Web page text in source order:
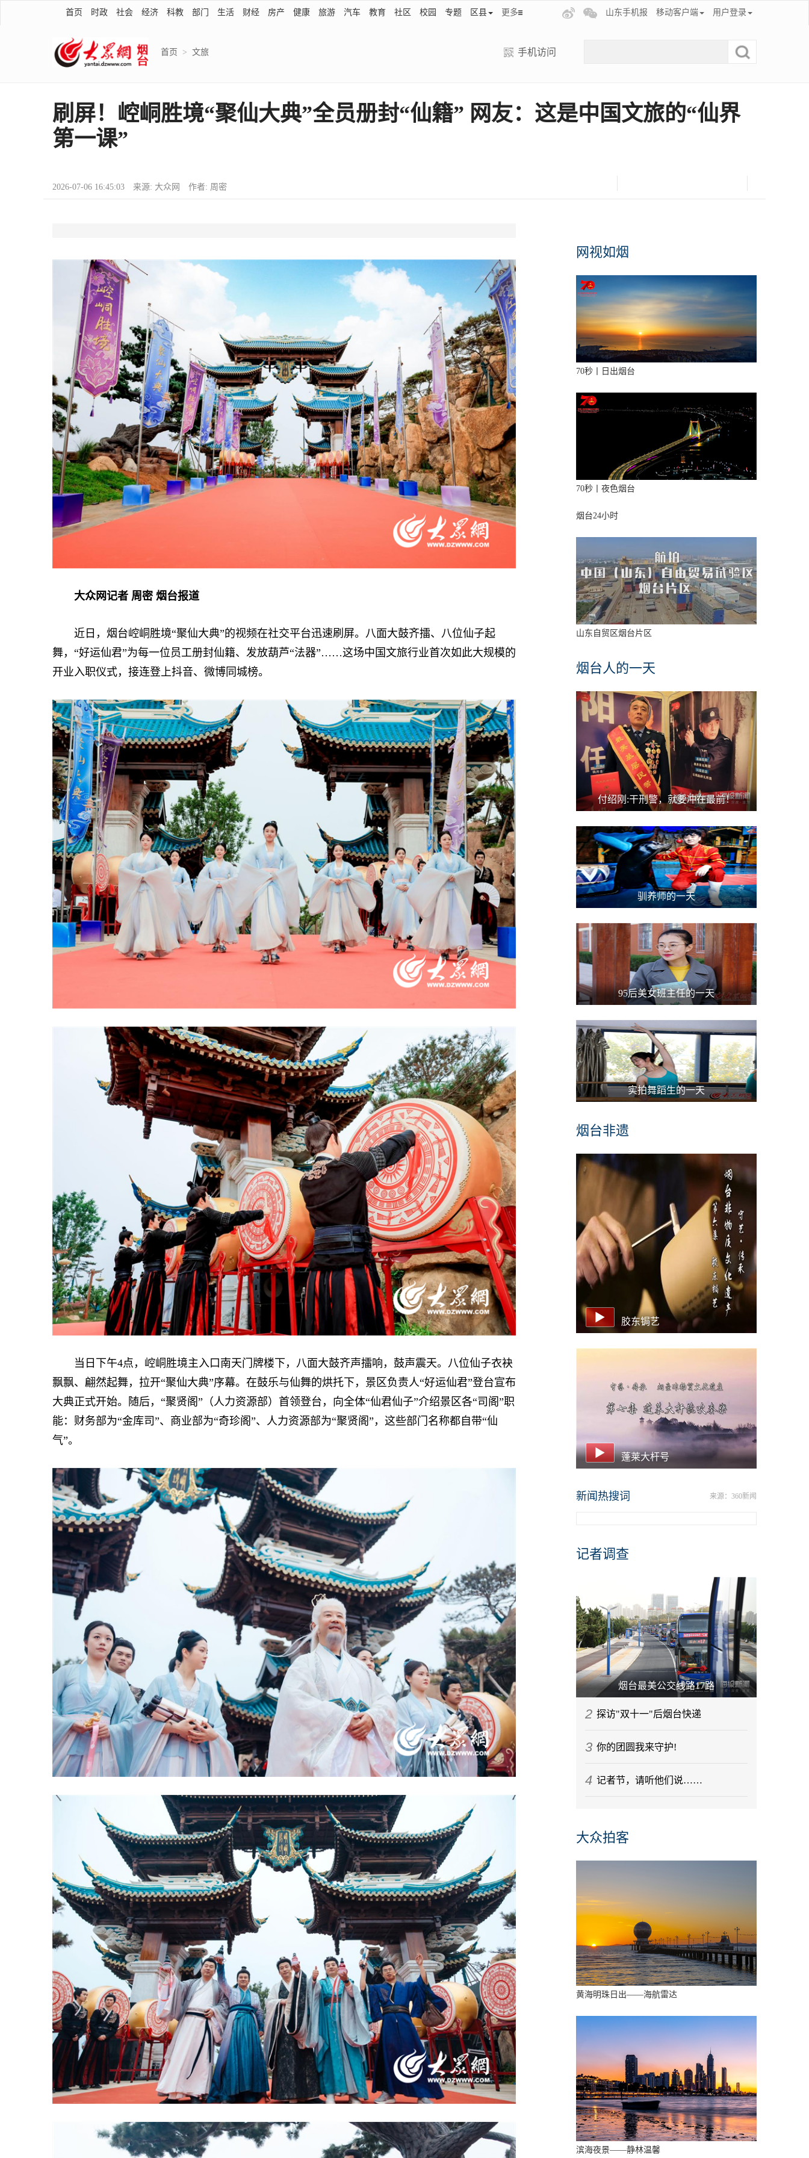
首页 时政 社会 经济 科教 部门 生活 财经 房产 健康 旅游 汽车 教育 社区 校园 专题 区县 更多 山东手机报 移动客户端 用户登录
首页 > 文旅 手机访问
刷屏！崆峒胜境“聚仙大典”全员册封“仙籍” 网友：这是中国文旅的“仙界
第一课”
2026-07-06 16:45:03 来源: 大众网 作者: 周密
大众网记者 周密 烟台报道
近日，烟台崆峒胜境“聚仙大典”的视频在社交平台迅速刷屏。八面大鼓齐擂、八位仙子起
舞，“好运仙君”为每一位员工册封仙籍、发放葫芦“法器”……这场中国文旅行业首次如此大规模的
开业入职仪式，接连登上抖音、微博同城榜。
当日下午4点，崆峒胜境主入口南天门牌楼下，八面大鼓齐声擂响，鼓声震天。八位仙子衣袂
飘飘、翩然起舞，拉开“聚仙大典”序幕。在鼓乐与仙舞的烘托下，景区负责人“好运仙君”登台宣布
大典正式开始。随后，“聚贤阁”（人力资源部）首领登台，向全体“仙君仙子”介绍景区各“司阁”职
能：财务部为“金库司”、商业部为“奇珍阁”、人力资源部为“聚贤阁”，这些部门名称都自带“仙
气”。
网视如烟
70秒丨日出烟台
70秒丨夜色烟台
烟台24小时
山东自贸区烟台片区
烟台人的一天
付绍刚:干刑警，就要冲在最前！
驯养师的一天
95后美女班主任的一天
实拍舞蹈生的一天
烟台非遗
胶东锔艺
蓬莱大杆号
新闻热搜词 来源：360新闻
记者调查
烟台最美公交线路17路
2 探访"双十一"后烟台快递
3 你的团圆我来守护!
4 记者节，请听他们说……
大众拍客
黄海明珠日出——海航雷达
滨海夜景——静林温馨